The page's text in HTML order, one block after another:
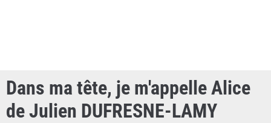
Dans ma tête, je m'appelle Alice
de Julien DUFRESNE-LAMY